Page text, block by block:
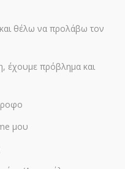
θέλω να προλάβω τον
έχουμε πρόβλημα και
μου